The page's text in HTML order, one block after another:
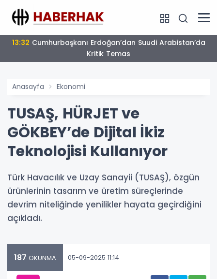
13:32
Kritik Temas
Anasayfa Ekonomi
TUSAŞ, HÜRJET ve
GÖKBEY’de Dijital İkiz
Teknolojisi Kullanıyor
Türk Havacılık ve Uzay Sanayii (TUSAŞ), özgün
ürünlerinin tasarım ve üretim süreçlerinde
devrim niteliğinde yenilikler hayata geçirdiğini
açıkladı.
187 OKUNMA 05-09-2025 11:14